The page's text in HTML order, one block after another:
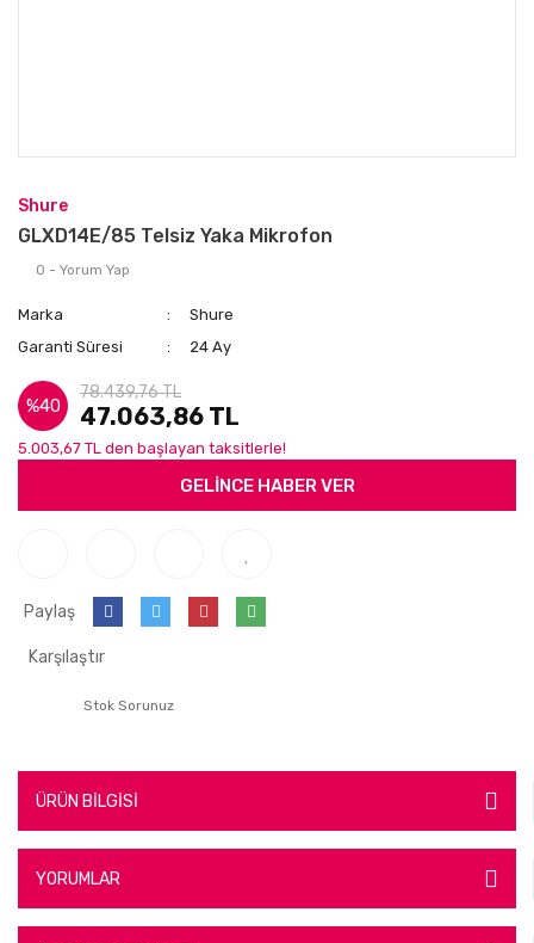
Shure
GLXD14E/85 Telsiz Yaka Mikrofon
0 - Yorum Yap
Marka
Shure
Garanti Süresi
24 Ay
%40
78.439,76 TL
47.063,86 TL
5.003,67 TL den başlayan taksitlerle!
GELİNCE HABER VER
Paylaş
Karşılaştır
Stok Sorunuz
ÜRÜN BİLGİSİ
YORUMLAR